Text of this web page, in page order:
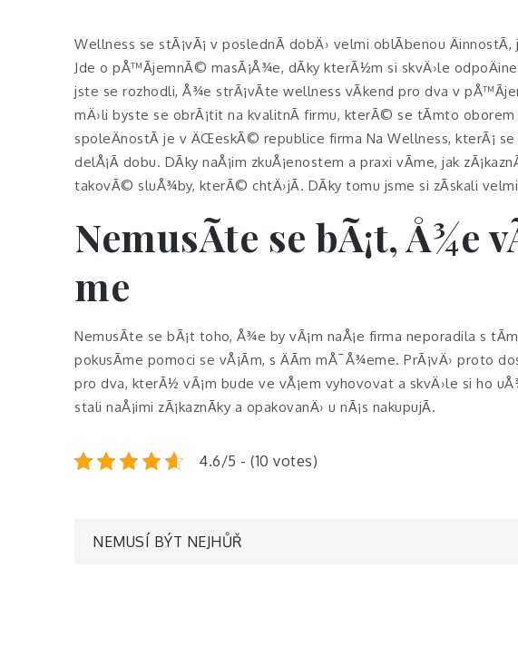
Wellness se stÃ¡vÃ¡ v poslednÃ­ dobÄ› velmi oblÃ­benou
Jde o pÅ™Ã­jemnÃ© masÃ¡Å¾e, dÃ­ky kterÃ½m si skvÄ›le
jste se rozhodli, Å¾e strÃ¡vÃ­te wellness vÃ­kend pro dva v
mÄ›li byste se obrÃ¡tit na kvalitnÃ­ firmu, kterÃ© se tÃ­mto
spoleÄnostÃ­ je v ÄŒeskÃ© republice firma Na Wellness, kterÃ¡
delÅ¡Ã­ dobu. DÃ­ky naÅ¡im zkuÅ¡enostem a praxi vÃ­me, jak
takovÃ© sluÅ¾by, kterÃ© chtÄ›jÃ­. DÃ­ky tomu jsme si zÃ­skali
NemusÃ­te se bÃ¡t, Å¾e
me
NemusÃ­te se bÃ¡t toho, Å¾e by vÃ¡m naÅ¡e firma neporadila s
pokusÃ­me pomoci se vÅ¡Ã­m, s ÄÃ­m mÅ¯Å¾eme. PrÃ¡vÄ› proto
pro dva, kterÃ½ vÃ¡m bude ve vÅ¡em vyhovovat a skvÄ›le si ho
stali naÅ¡imi zÃ¡kaznÃ­ky a opakovanÄ› u nÃ¡s nakupujÃ­.
4.6/5 - (10 votes)
Navigace
NEMUSÍ BÝT NEJHŮŘ